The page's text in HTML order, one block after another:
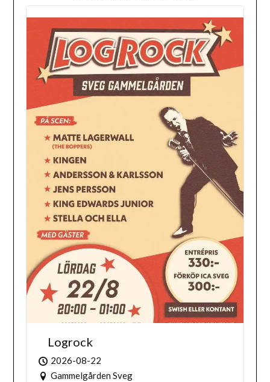
Logrock
2026-08-22
Gammelgården Sveg